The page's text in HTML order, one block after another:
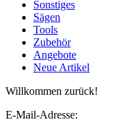
Sonstiges
Sägen
Tools
Zubehör
Angebote
Neue Artikel
Willkommen zurück!
E-Mail-Adresse: